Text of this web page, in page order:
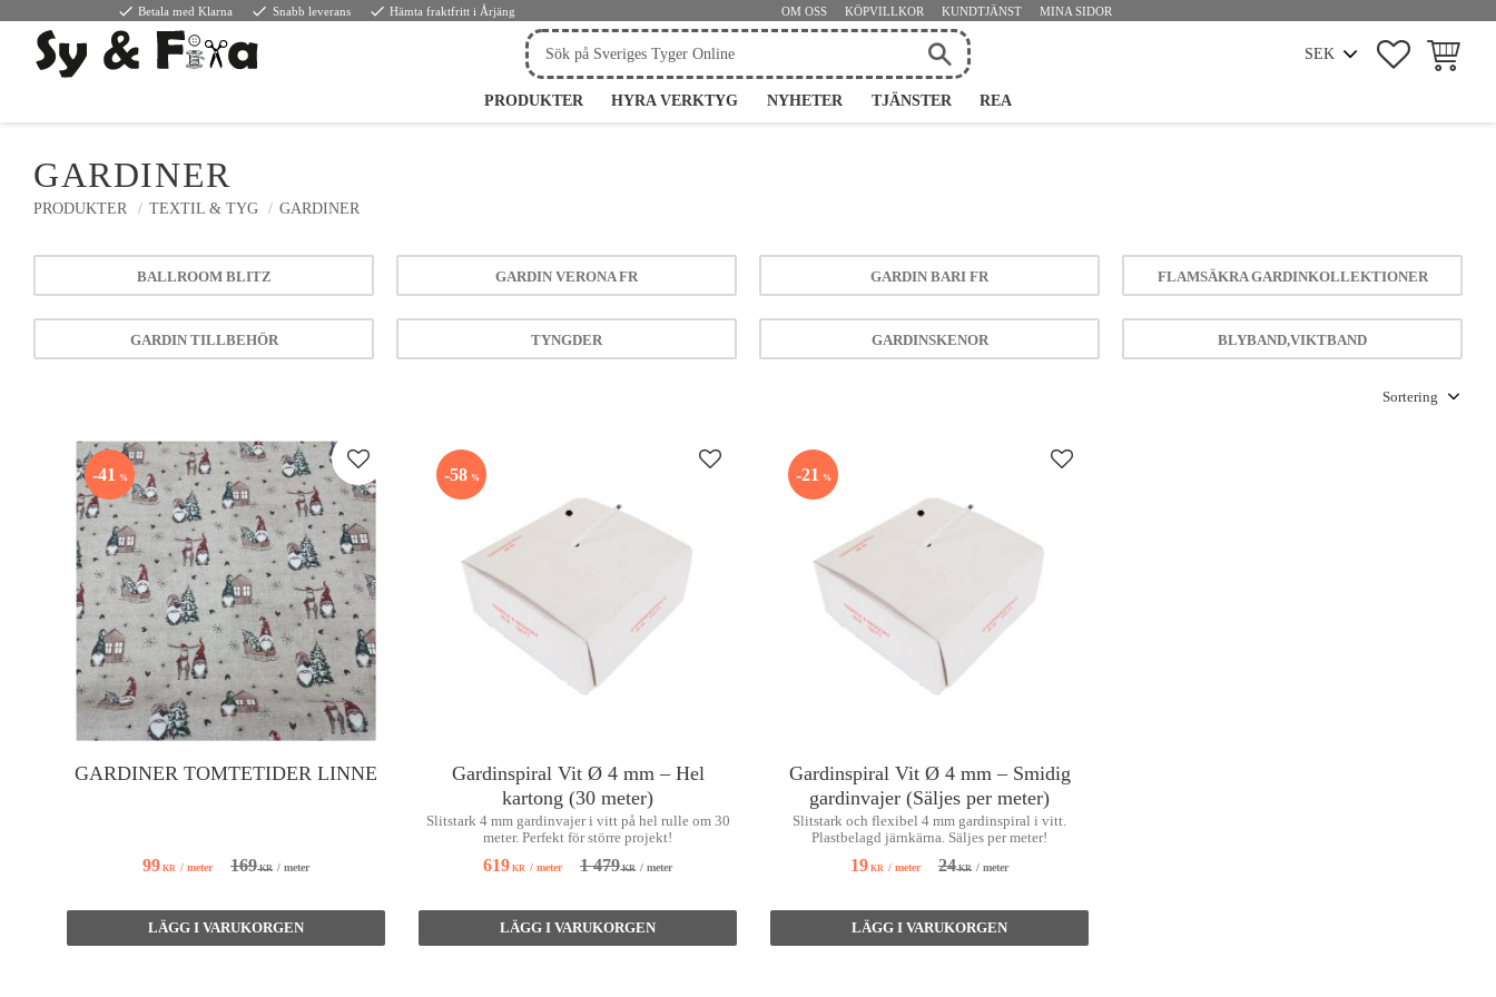
done Betala med Klarna done Snabb leverans done Hämta fraktfritt i Årjäng OM OSS KÖPVILLKOR KUNDTJÄNST MINA SIDOR
FAVORITER
PRODUKTER HYRA VERKTYG NYHETER TJÄNSTER REA
GARDINER
PRODUKTER TEXTIL & TYG GARDINER
BALLROOM BLITZ GARDIN VERONA FR GARDIN BARI FR FLAMSÄKRA GARDINKOLLEKTIONER
GARDIN TILLBEHÖR TYNGDER GARDINSKENOR BLYBAND,VIKTBAND
GARDINER TOMTETIDER LINNE
99 KR / meter 169KR / meter
41 % Lägg till i favoriter
Gardinspiral Vit Ø 4 mm – Hel
kartong (30 meter)
Slitstark 4 mm gardinvajer i vitt på hel rulle om 30
meter. Perfekt för större projekt!
619 KR / meter 1 479KR / meter
58 % Lägg till i favoriter
Gardinspiral Vit Ø 4 mm – Smidig
gardinvajer (Säljes per meter)
Slitstark och flexibel 4 mm gardinspiral i vitt.
Plastbelagd järnkärna. Säljes per meter!
19 KR / meter 24KR / meter
21 % Lägg till i favoriter